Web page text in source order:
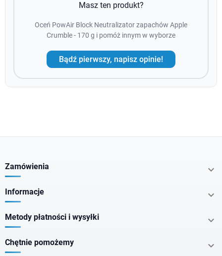
Masz ten produkt?
Oceń PowAir Block Neutralizator zapachów Apple
Crumble - 170 g i pomóż innym w wyborze
Bądź pierwszy, napisz opinie!
Zamówienia 
Informacje 
Metody płatności i wysyłki 
Chętnie pomożemy 